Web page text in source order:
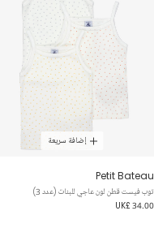
إضافة سريعة
Petit Bateau
توب فيست قطن لون عاجي للبنات (عدد 3)
UK£ 34.00